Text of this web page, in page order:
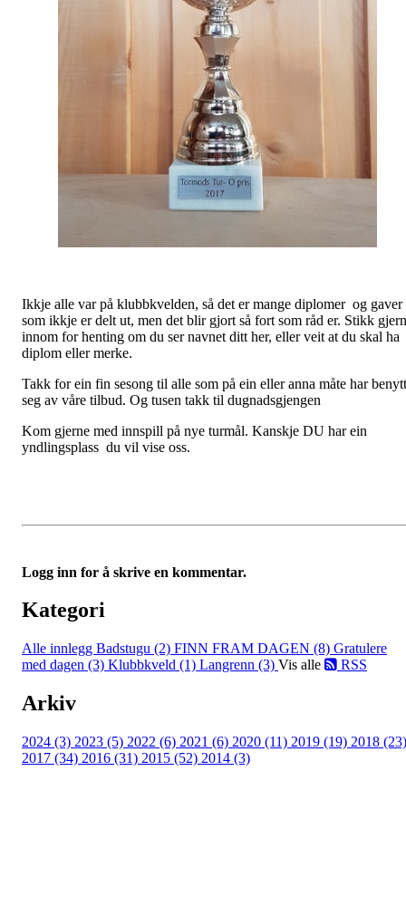
Ikkje alle var på klubbkvelden, så det er mange diplomer og gaver
som ikkje er delt ut, men det blir gjort så fort som råd er. Stikk
innom for henting om du ser navnet ditt her, eller veit at du skal ha
diplom eller merke.
Takk for ein fin sesong til alle som på ein eller anna måte har
seg av våre tilbud. Og tusen takk til dugnadsgjengen
Kom gjerne med innspill på nye turmål. Kanskje DU har ein
yndlingsplass du vil vise oss.
Logg inn for å skrive en kommentar.
Kategori
Alle innlegg Badstugu (2) FINN FRAM DAGEN (8) Gratulere
med dagen (3) Klubbkveld (1) Langrenn (3) Vis alle RSS
Arkiv
2024 (3) 2023 (5) 2022 (6) 2021 (6) 2020 (11) 2019 (19) 2018 (23)
2017 (34) 2016 (31) 2015 (52) 2014 (3)